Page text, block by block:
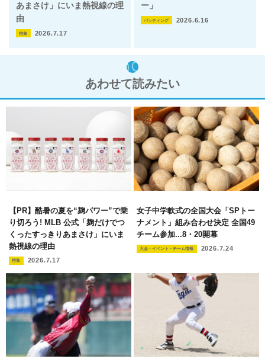
あまさけ」にいま熱視線の理
由
特集 2026.7.17
ー」
バッティング 2026.6.16
あわせて読みたい
【PR】酷暑の夏を“麹パワー”で乗
り切ろう! MLB 公式「麹だけでつ
くったすっきりあまさけ」にいま
熱視線の理由
特集 2026.7.17
女子中学軟式の全国大会「SPトー
ナメント」組み合わせ決定 全国49
チーム参加...8・20開幕
大会・イベント・チーム情報 2026.7.24